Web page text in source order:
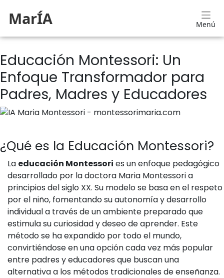
MarÍA Menú
Educación Montessori: Un
Enfoque Transformador para
Padres, Madres y Educadores
¿Qué es la Educación Montessori?
La educación Montessori es un enfoque pedagógico
desarrollado por la doctora Maria Montessori a
principios del siglo XX. Su modelo se basa en el respeto
por el niño, fomentando su autonomía y desarrollo
individual a través de un ambiente preparado que
estimula su curiosidad y deseo de aprender. Este
método se ha expandido por todo el mundo,
convirtiéndose en una opción cada vez más popular
entre padres y educadores que buscan una
alternativa a los métodos tradicionales de enseñanza.